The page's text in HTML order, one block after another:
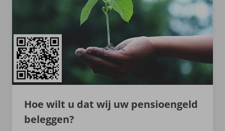
Hoe wilt u dat wij uw pensioengeld
beleggen?